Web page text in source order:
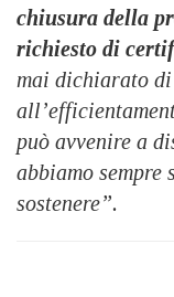
chiusura della
richiesto di
mai dichiarato
può avvenire a
abbiamo sempre
sostenere”.